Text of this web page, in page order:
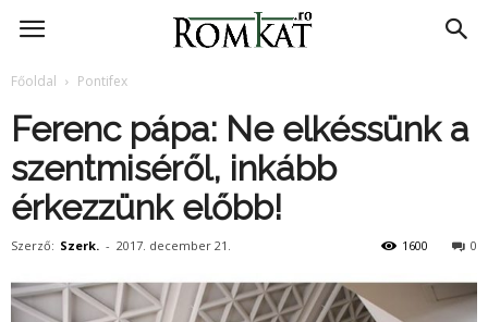
RomKat.ro
Főoldal Pontifex
Ferenc pápa: Ne elkéssünk a
szentmiséről, inkább
érkezzünk előbb!
Szerző: Szerk. - 2017. december 21. 0
1600